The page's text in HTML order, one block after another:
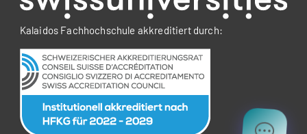
Kalaidos Fachhochschule akkreditiert durch: